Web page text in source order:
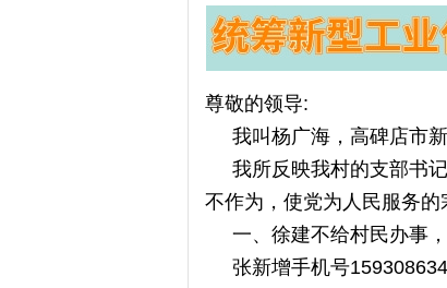
尊敬的领导:
我叫杨广海，高碑店市新
我所反映我村的支部书记
不作为，使党为人民服务的
一、徐建不给村民办事，
张新增手机号